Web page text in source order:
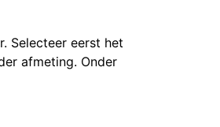
Selecteer eerst het
afmeting. Onder